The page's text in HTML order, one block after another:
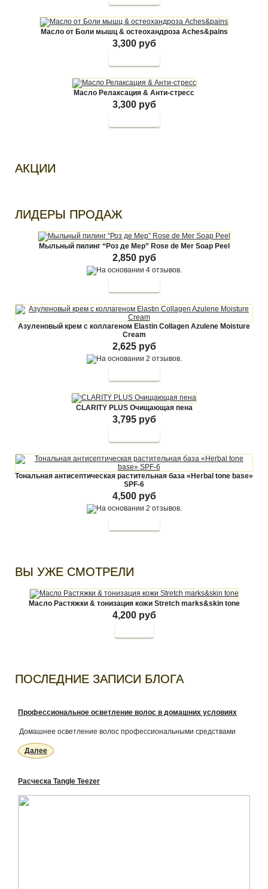
Масло от Боли мышц & остеохандроза Aches&pains
3,300 руб
Масло Релаксация & Анти-стресс
3,300 руб
АКЦИИ
ЛИДЕРЫ ПРОДАЖ
Мыльный пилинг “Роз де Мер” Rose de Mer Soap Peel
2,850 руб
Азуленовый крем с коллагеном Elastin Collagen Azulene Moisture
Cream
2,625 руб
CLARITY PLUS Очищающая пена
3,795 руб
Тональная антисептическая растительная база «Herbal tone base»
SPF-6
4,500 руб
ВЫ УЖЕ СМОТРЕЛИ
Масло Растяжки & тонизация кожи Stretch marks&skin tone
4,200 руб
ПОСЛЕДНИЕ ЗАПИСИ БЛОГА
Профессиональное осветление волос в домашних условиях
Домашнее осветление волос профессиональными средствами
Далее
Расческа Tangle Teezer